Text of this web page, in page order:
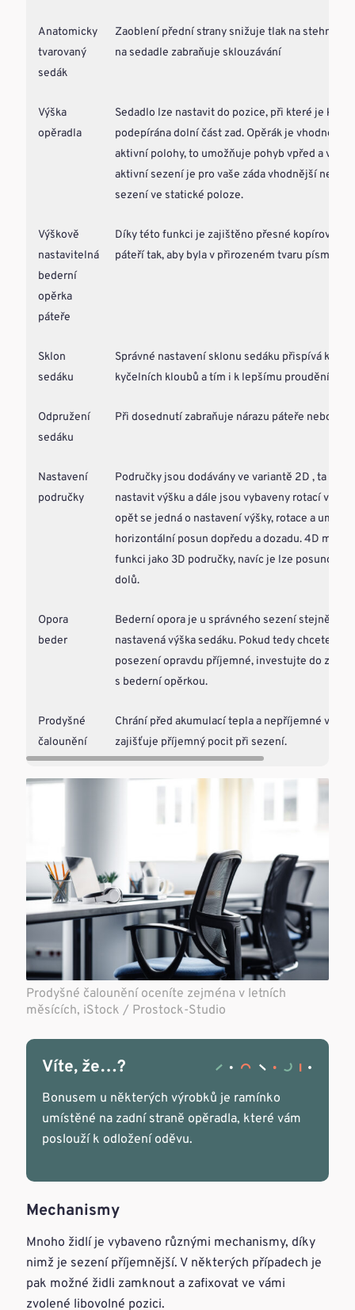
Anatomicky
tvarovaný
sedák
Zaoblení přední strany snižuje tlak na stehna,
na sedadle zabraňuje sklouzávání
Výška
opěradla
Sedadlo lze nastavit do pozice, při které je
podepírána dolní část zad. Opěrák je vhodné
aktivní polohy, to umožňuje pohyb vpřed a vzad.
aktivní sezení je pro vaše záda vhodnější než
sezení ve statické poloze.
Výškově
nastavitelná
bederní
opěrka
páteře
Díky této funkci je zajištěno přesné kopírování
páteří tak, aby byla v přirozeném tvaru písmena
Sklon
sedáku
Správné nastavení sklonu sedáku přispívá k
kyčelních kloubů a tím i k lepšímu proudění krve
Odpružení
sedáku
Při dosednutí zabraňuje nárazu páteře nebo
Nastavení
područky
Područky jsou dodávány ve variantě 2D , ta
nastavit výšku a dále jsou vybaveny rotací
opět se jedná o nastavení výšky, rotace a
horizontální posun dopředu a dozadu. 4D mají
funkci jako 3D područky, navíc je lze posunout
dolů.
Opora
beder
Bederní opora je u správného sezení stejně
nastavená výška sedáku. Pokud tedy chcete,
posezení opravdu příjemné, investujte do
s bederní opěrkou.
Prodyšné
čalounění
Chrání před akumulací tepla a nepříjemné
zajišťuje příjemný pocit při sezení.
Prodyšné čalounění oceníte zejména v letních
měsících, iStock / Prostock-Studio
Víte, že…?
Bonusem u některých výrobků je ramínko
umístěné na zadní straně opěradla, které vám
poslouží k odložení oděvu.
Mechanismy
Mnoho židlí je vybaveno různými mechanismy, díky
nimž je sezení příjemnější. V některých případech je
pak možné židli zamknout a zafixovat ve vámi
zvolené libovolné pozici.